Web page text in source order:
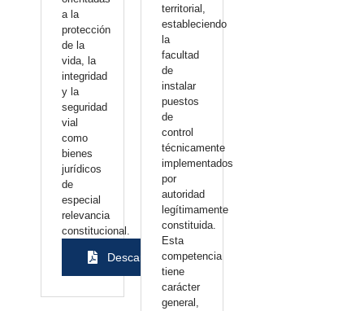
a la
protección
de la
vida, la
integridad
y la
seguridad
vial
como
bienes
jurídicos
de
especial
relevancia
constitucional.
Descargar
territorial,
estableciendo
la
facultad
de
instalar
puestos
de
control
técnicamente
implementados
por
autoridad
legítimamente
constituida.
Esta
competencia
tiene
carácter
general,